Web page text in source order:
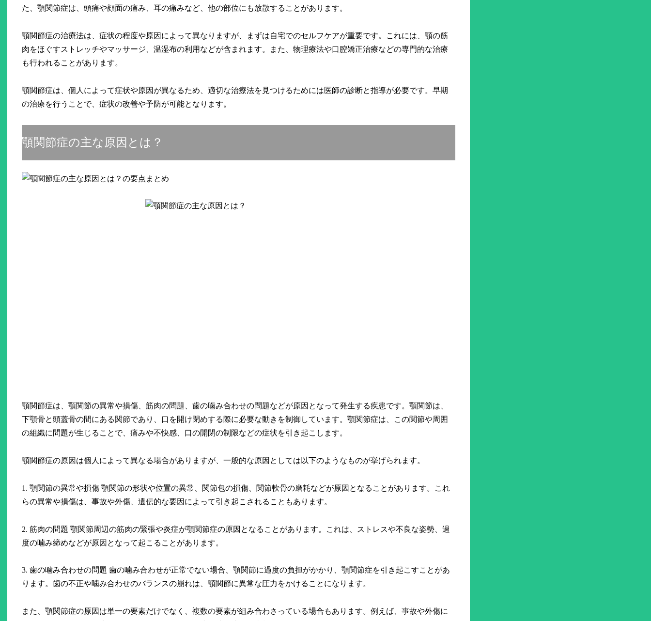
た、顎関節症は、頭痛や顔面の痛み、耳の痛みなど、他の部位にも放散することがあります。
顎関節症の治療法は、症状の程度や原因によって異なりますが、まずは自宅でのセルフケアが重要です。これには、顎の筋
肉をほぐすストレッチやマッサージ、温湿布の利用などが含まれます。また、物理療法や口腔矯正治療などの専門的な治療
も行われることがあります。
顎関節症は、個人によって症状や原因が異なるため、適切な治療法を見つけるためには医師の診断と指導が必要です。早期
の治療を行うことで、症状の改善や予防が可能となります。
顎関節症の主な原因とは？
顎関節症は、顎関節の異常や損傷、筋肉の問題、歯の噛み合わせの問題などが原因となって発生する疾患です。顎関節は、
下顎骨と頭蓋骨の間にある関節であり、口を開け閉めする際に必要な動きを制御しています。顎関節症は、この関節や周囲
の組織に問題が生じることで、痛みや不快感、口の開閉の制限などの症状を引き起こします。
顎関節症の原因は個人によって異なる場合がありますが、一般的な原因としては以下のようなものが挙げられます。
1. 顎関節の異常や損傷 顎関節の形状や位置の異常、関節包の損傷、関節軟骨の磨耗などが原因となることがあります。これ
らの異常や損傷は、事故や外傷、遺伝的な要因によって引き起こされることもあります。
2. 筋肉の問題 顎関節周辺の筋肉の緊張や炎症が顎関節症の原因となることがあります。これは、ストレスや不良な姿勢、過
度の噛み締めなどが原因となって起こることがあります。
3. 歯の噛み合わせの問題 歯の噛み合わせが正常でない場合、顎関節に過度の負担がかかり、顎関節症を引き起こすことがあ
ります。歯の不正や噛み合わせのバランスの崩れは、顎関節に異常な圧力をかけることになります。
また、顎関節症の原因は単一の要素だけでなく、複数の要素が組み合わさっている場合もあります。例えば、事故や外傷に